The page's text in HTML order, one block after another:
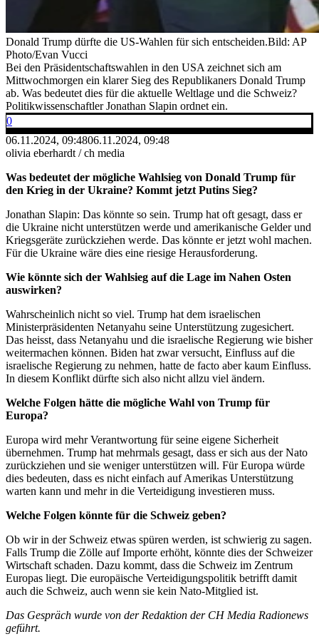
Donald Trump dürfte die US-Wahlen für sich entscheiden.Bild: AP
Photo/Evan Vucci
Bei den Präsidentschaftswahlen in den USA zeichnet sich am
Mittwochmorgen ein klarer Sieg des Republikaners Donald Trump
ab. Was bedeutet dies für die aktuelle Weltlage und die Schweiz?
Politikwissenschaftler Jonathan Slapin ordnet ein.
0
06.11.2024, 09:4806.11.2024, 09:48
olivia eberhardt / ch media
Was bedeutet der mögliche Wahlsieg von Donald Trump für
den Krieg in der Ukraine? Kommt jetzt Putins Sieg?
Jonathan Slapin: Das könnte so sein. Trump hat oft gesagt, dass er
die Ukraine nicht unterstützen werde und amerikanische Gelder und
Kriegsgeräte zurückziehen werde. Das könnte er jetzt wohl machen.
Für die Ukraine wäre dies eine riesige Herausforderung.
Wie könnte sich der Wahlsieg auf die Lage im Nahen Osten
auswirken?
Wahrscheinlich nicht so viel. Trump hat dem israelischen
Ministerpräsidenten Netanyahu seine Unterstützung zugesichert.
Das heisst, dass Netanyahu und die israelische Regierung wie bisher
weitermachen können. Biden hat zwar versucht, Einfluss auf die
israelische Regierung zu nehmen, hatte de facto aber kaum Einfluss.
In diesem Konflikt dürfte sich also nicht allzu viel ändern.
Welche Folgen hätte die mögliche Wahl von Trump für
Europa?
Europa wird mehr Verantwortung für seine eigene Sicherheit
übernehmen. Trump hat mehrmals gesagt, dass er sich aus der Nato
zurückziehen und sie weniger unterstützen will. Für Europa würde
dies bedeuten, dass es nicht einfach auf Amerikas Unterstützung
warten kann und mehr in die Verteidigung investieren muss.
Welche Folgen könnte für die Schweiz geben?
Ob wir in der Schweiz etwas spüren werden, ist schwierig zu sagen.
Falls Trump die Zölle auf Importe erhöht, könnte dies der Schweizer
Wirtschaft schaden. Dazu kommt, dass die Schweiz im Zentrum
Europas liegt. Die europäische Verteidigungspolitik betrifft damit
auch die Schweiz, auch wenn sie kein Nato-Mitglied ist.
Das Gespräch wurde von der Redaktion der CH Media Radionews
geführt.